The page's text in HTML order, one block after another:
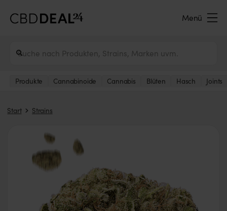
Menü
Produkte Cannabinoide Cannabis Blüten Hasch Joints
Start Strains